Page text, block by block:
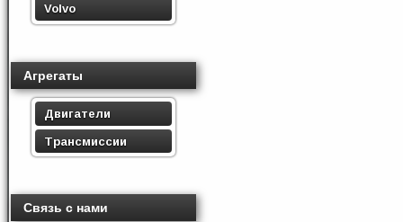
Volvo
Агрегаты
Двигатели
Трансмиссии
Связь с нами